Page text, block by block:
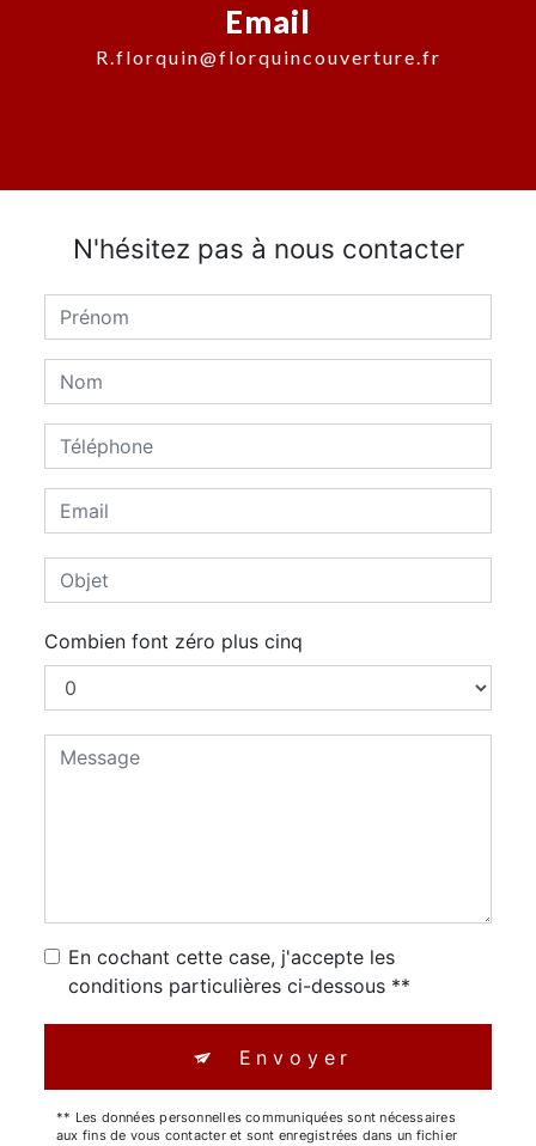
Email
r.florquin@florquincouverture.fr
N'hésitez pas à nous contacter
Combien font zéro plus cinq
En cochant cette case, j'accepte les
conditions particulières ci-dessous **
Envoyer
** Les données personnelles communiquées sont nécessaires
aux fins de vous contacter et sont enregistrées dans un fichier